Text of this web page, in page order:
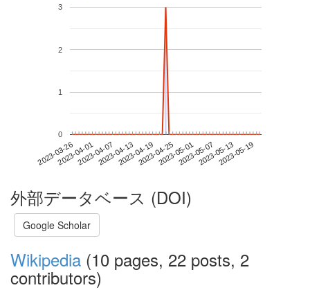
2023-03-262023-04-012023-04-072023-04-132023-04-192023-04-252023-05-012023-05-072023-05-132023-05-19
0
1
2
3
外部データベース (DOI)
Google Scholar
Wikipedia (10 pages, 22 posts, 2
contributors)